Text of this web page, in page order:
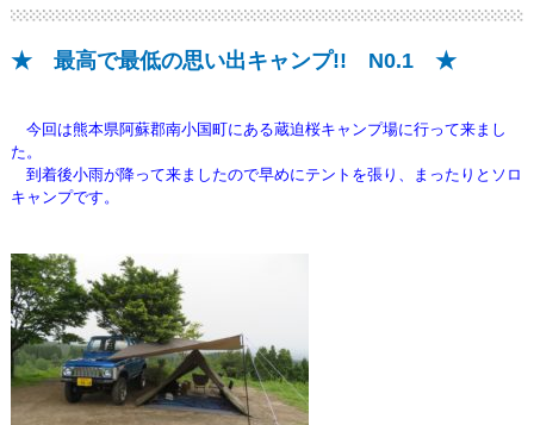
★ 最高で最低の思い出キャンプ!! N0.1 ★
今回は熊本県阿蘇郡南小国町にある蔵迫桜キャンプ場に行って来まし
た。
到着後小雨が降って来ましたので早めにテントを張り、まったりとソロ
キャンプです。